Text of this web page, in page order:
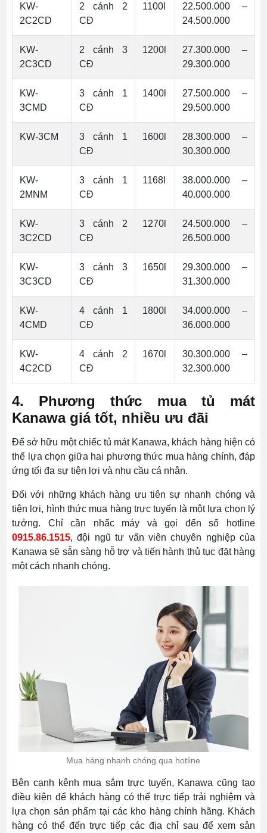
KW-
2C2CD
2 cánh 2
CĐ
1100l
22.500.000 –
24.500.000
KW-
2C3CD
2 cánh 3
CĐ
1200l
27.300.000 –
29.300.000
KW-
3CMD
3 cánh 1
CĐ
1400l
27.500.000 –
29.500.000
KW-3CM
3 cánh 1
CĐ
1600l
28.300.000 –
30.300.000
KW-
2MNM
3 cánh 1
CĐ
1168l
38.000.000 –
40.000.000
KW-
3C2CD
3 cánh 2
CĐ
1270l
24.500.000 –
26.500.000
KW-
3C3CD
3 cánh 3
CĐ
1650l
29.300.000 –
31.300.000
KW-
4CMD
4 cánh 1
CĐ
1800l
34.000.000 –
36.000.000
KW-
4C2CD
4 cánh 2
CĐ
1670l
30.300.000 –
32.300.000
4. Phương thức mua tủ mát
Kanawa giá tốt, nhiều ưu đãi
Để sở hữu một chiếc tủ mát Kanawa, khách hàng hiện có
thể lựa chọn giữa hai phương thức mua hàng chính, đáp
ứng tối đa sự tiện lợi và nhu cầu cá nhân.
Đối với những khách hàng ưu tiên sự nhanh chóng và
tiện lợi, hình thức mua hàng trực tuyến là một lựa chọn lý
tưởng. Chỉ cần nhấc máy và gọi đến số hotline
0915.86.1515, đội ngũ tư vấn viên chuyên nghiệp của
Kanawa sẽ sẵn sàng hỗ trợ và tiến hành thủ tục đặt hàng
một cách nhanh chóng.
Mua hàng nhanh chóng qua hotline
Bên cạnh kênh mua sắm trực tuyến, Kanawa cũng tạo
điều kiện để khách hàng có thể trực tiếp trải nghiệm và
lựa chọn sản phẩm tại các kho hàng chính hãng. Khách
hàng có thể đến trực tiếp các địa chỉ sau để xem sản